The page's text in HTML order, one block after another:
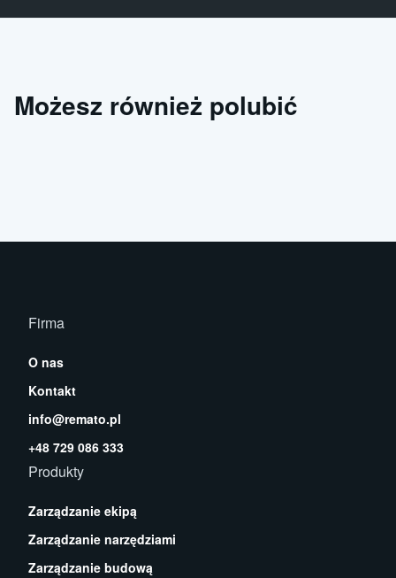
Możesz również polubić
Firma
O nas
Kontakt
info@remato.pl
+48 729 086 333
Produkty
Zarządzanie ekipą
Zarządzanie narzędziami
Zarządzanie budową